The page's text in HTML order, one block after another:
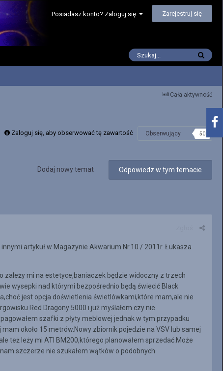
Posiadasz konto? Zaloguj się Zarejestruj się
Cała aktywność
Zaloguj się, aby obserwować tę zawartość Obserwujący 50
Odpowiedz w tym temacie
Dodaj nowy temat
artykuł w Magazynie Akwarium Nr.10 / 2011r. Łukasza
zależy mi na estetyce,baniaczek będzie widoczny z trzech
wysepki nad którymi bezpośrednio będą świecić Black
jest opcja doświetlenia świetlówkami,które mam,ale nie
Red Dragony 5000 i już myślałem czy nie
szafki z płyty meblowej jednak w tym przypadku
około 15 metrów.Nowy zbiornik pojedzie na VSV lub samej
też leży mi ATI BM200,którego planowałem sprzedać.Może
szczerze nie szukałem wątków o podobnych